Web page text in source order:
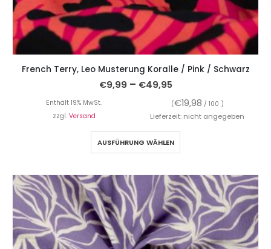
French Terry, Leo Musterung Koralle / Pink / Schwarz
€9,99 – €49,95
Enthält 19% MwSt. (€19,98 / 100 )
zzgl. Versand Lieferzeit: nicht angegeben
AUSFÜHRUNG WÄHLEN